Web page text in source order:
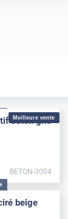
Meilleure vente
béton gris
BETON-3004
beige